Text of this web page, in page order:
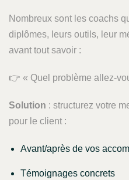
Nombreux sont les coachs
diplômes, leurs outils, leur
avant tout savoir :
👉 « Quel problème allez-
Solution : structurez votre
pour le client :
Avant/après de vos
Témoignages concrets